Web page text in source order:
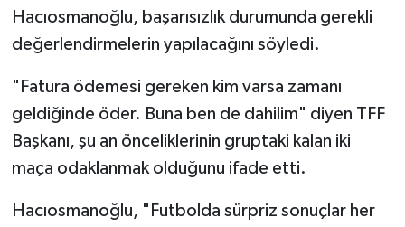
Hacıosmanoğlu, başarısızlık durumunda gerekli
değerlendirmelerin yapılacağını söyledi.
"Fatura ödemesi gereken kim varsa zamanı
geldiğinde öder. Buna ben de dahilim" diyen TFF
Başkanı, şu an önceliklerinin gruptaki kalan iki
maça odaklanmak olduğunu ifade etti.
Hacıosmanoğlu, "Futbolda sürpriz sonuçlar her